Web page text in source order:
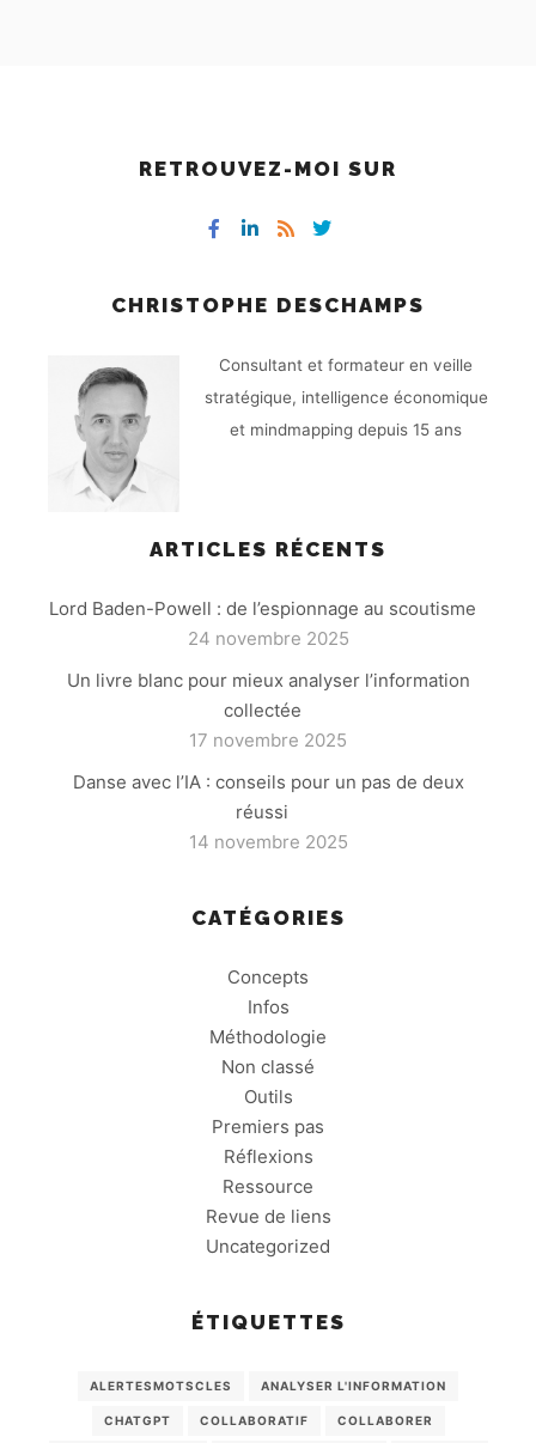
RETROUVEZ-MOI SUR
CHRISTOPHE DESCHAMPS
Consultant et formateur en veille
stratégique, intelligence économique
et mindmapping depuis 15 ans
ARTICLES RÉCENTS
Lord Baden-Powell : de l’espionnage au scoutisme
24 novembre 2025
Un livre blanc pour mieux analyser l’information
collectée
17 novembre 2025
Danse avec l’IA : conseils pour un pas de deux
réussi
14 novembre 2025
CATÉGORIES
Concepts
Infos
Méthodologie
Non classé
Outils
Premiers pas
Réflexions
Ressource
Revue de liens
Uncategorized
ÉTIQUETTES
ALERTESMOTSCLES ANALYSER L'INFORMATION
CHATGPT COLLABORATIF COLLABORER